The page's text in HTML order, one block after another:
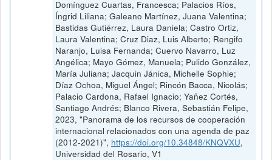
Domínguez Cuartas, Francesca; Palacios Ríos,
Íngrid Liliana; Galeano Martínez, Juana Valentina;
Bastidas Gutiérrez, Laura Daniela; Castro Ortiz,
Laura Valentina; Cruz Diaz, Luis Alberto; Rengifo
Naranjo, Luisa Fernanda; Cuervo Navarro, Luz
Angélica; Mayo Gómez, Manuela; Pulido González,
María Juliana; Jacquin Jánica, Michelle Sophie;
Díaz Ochoa, Miguel Ángel; Rincón Bacca, Nicolás;
Palacio Cardona, Rafael Ignacio; Yañez Cortés,
Santiago Andrés; Blanco Rivera, Sebastián Felipe,
2023, "Panorama de los recursos de cooperación
internacional relacionados con una agenda de paz
(2012-2021)", https://doi.org/10.34848/KNQVXU,
Universidad del Rosario, V1